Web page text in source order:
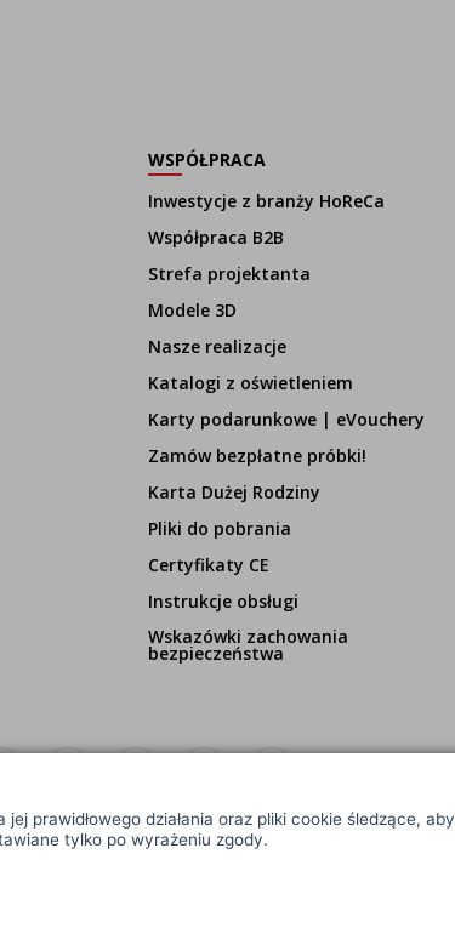
prawidłowego działania oraz pliki cookie śledzące, aby
tylko po wyrażeniu zgody.
WSPÓŁPRACA
Inwestycje z branży HoReCa
Współpraca B2B
Strefa projektanta
Modele 3D
Nasze realizacje
Katalogi z oświetleniem
Karty podarunkowe | eVouchery
Zamów bezpłatne próbki!
Karta Dużej Rodziny
Pliki do pobrania
Certyfikaty CE
Instrukcje obsługi
Wskazówki zachowania
bezpieczeństwa